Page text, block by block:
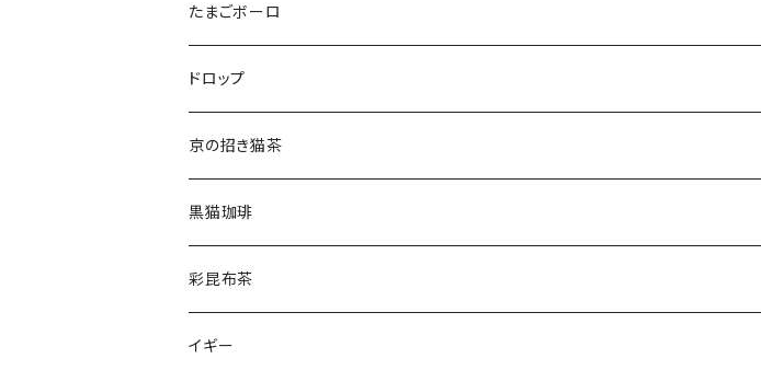
ねこさんギフト
猫
それ以外
たまごボーロ
ドロップ
京の招き猫茶
黒猫珈琲
彩昆布茶
イギー